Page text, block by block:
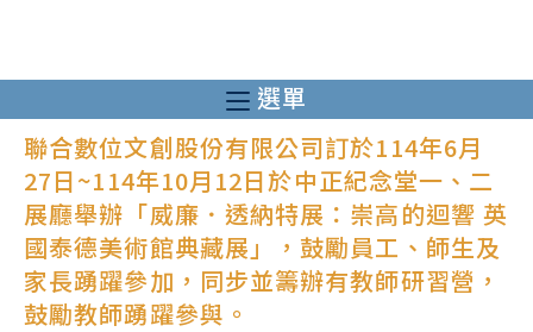
至
主
容
選單
聯合數位文創股份有限公司訂於114年6月
27日~114年10月12日於中正紀念堂一、二
展廳舉辦「威廉．透納特展：崇高的迴響 英
國泰德美術館典藏展」，鼓勵員工、師生及
家長踴躍參加，同步並籌辦有教師研習營，
鼓勵教師踴躍參與。